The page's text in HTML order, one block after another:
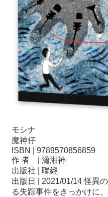
モシナ
魔神仔
ISBN | 9789570856859
作 者 | 瀟湘神
出版社 | 聯經
出版日 | 2021/01/14 怪異
る失踪事件をきっかけに